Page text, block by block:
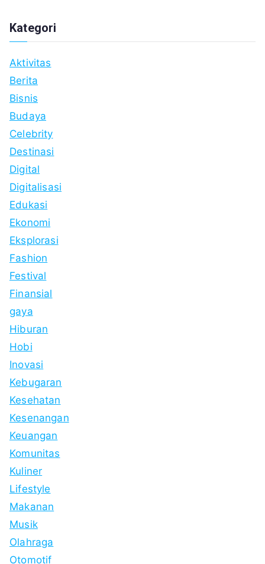
Kategori
Aktivitas
Berita
Bisnis
Budaya
Celebrity
Destinasi
Digital
Digitalisasi
Edukasi
Ekonomi
Eksplorasi
Fashion
Festival
Finansial
gaya
Hiburan
Hobi
Inovasi
Kebugaran
Kesehatan
Kesenangan
Keuangan
Komunitas
Kuliner
Lifestyle
Makanan
Musik
Olahraga
Otomotif